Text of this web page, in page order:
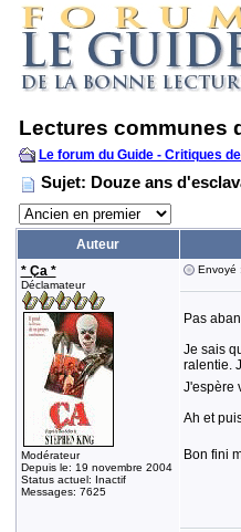
Lectures communes
Le forum du Guide - Critiques
Sujet: Douze ans
Auteur
* Ça *
Déclamateur
Modérateur
Depuis le: 19 novembre 2004
Status actuel: Inactif
Messages: 7625
Envoyé
Pas
Je sais
ralentie.
J'espère
Ah et
Bon fini